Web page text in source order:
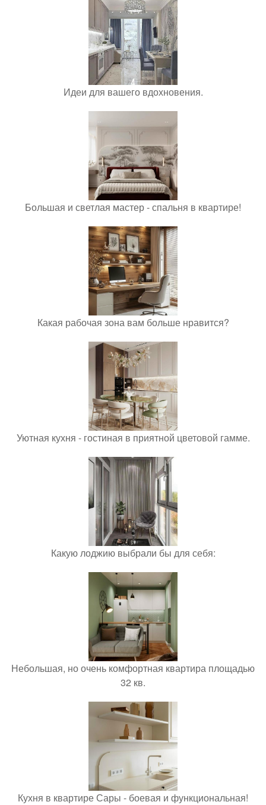
Идеи для вашего вдохновения.
Большая и светлая мастер - спальня в квартире!
Какая рабочая зона вам больше нравится?
Уютная кухня - гостиная в приятной цветовой гамме.
Какую лоджию выбрали бы для себя:
Небольшая, но очень комфортная квартира площадью
32 кв.
Кухня в квартире Сары - боевая и функциональная!